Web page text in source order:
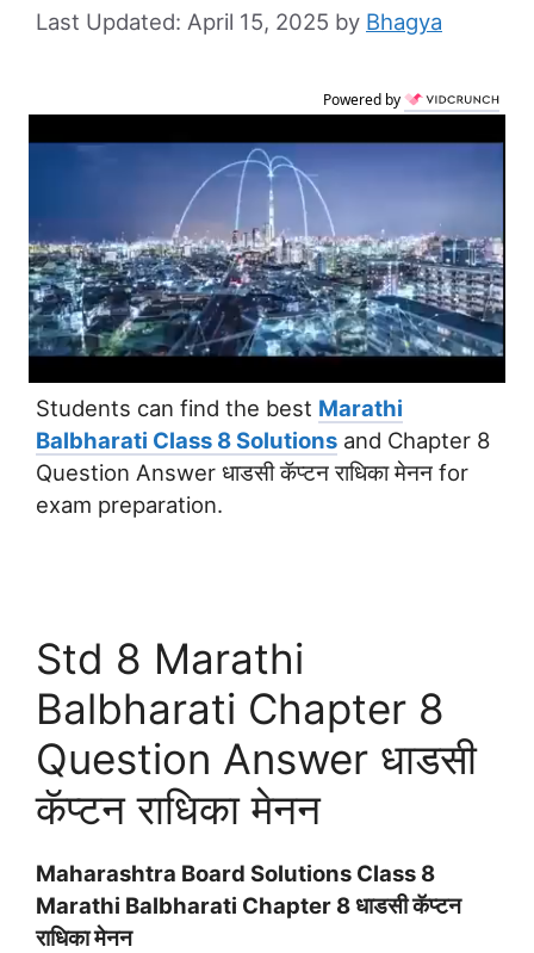
April 15, 2025 by Bhagya
Powered by
Students can find the best Marathi
Balbharati Class 8 Solutions and Chapter 8
Question Answer धाडसी कॅप्टन राधिका मेनन for
exam preparation.
Std 8 Marathi
Balbharati Chapter 8
Question Answer धाडसी
कॅप्टन राधिका मेनन
Maharashtra Board Solutions Class 8
Marathi Balbharati Chapter 8 धाडसी कॅप्टन
राधिका मेनन